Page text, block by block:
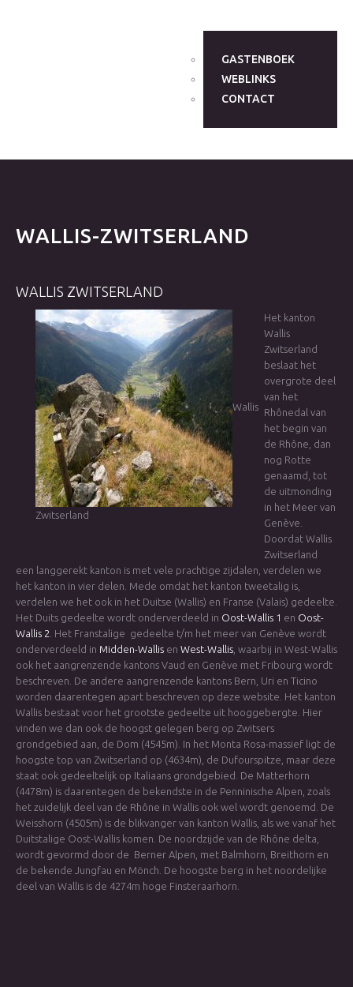
GASTENBOEK
WEBLINKS
CONTACT
WALLIS-ZWITSERLAND
WALLIS ZWITSERLAND
Wallis
Zwitserland
Het kanton
Wallis
Zwitserland
beslaat het
overgrote deel
van het
Rhônedal van
het begin van
de Rhône, dan
nog Rotte
genaamd, tot
de uitmonding
in het Meer van
Genève.
Doordat Wallis
Zwitserland
een langgerekt kanton is met vele prachtige zijdalen, verdelen we
het kanton in vier delen. Mede omdat het kanton tweetalig is,
verdelen we het ook in het Duitse (Wallis) en Franse (Valais) gedeelte.
Het Duits gedeelte wordt onderverdeeld in Oost-Wallis 1 en Oost-
Wallis 2 . Het Franstalige gedeelte t/m het meer van Genève wordt
onderverdeeld in Midden-Wallis en West-Wallis , waarbij in West-Wallis
ook het aangrenzende kantons Vaud en Genève met Fribourg wordt
beschreven. De andere aangrenzende kantons Bern, Uri en Ticino
worden daarentegen apart beschreven op deze website. Het kanton
Wallis bestaat voor het grootste gedeelte uit hooggebergte. Hier
vinden we dan ook de hoogst gelegen berg op Zwitsers
grondgebied aan, de Dom (4545m). In het Monta Rosa-massief ligt de
hoogste top van Zwitserland op (4634m), de Dufourspitze, maar deze
staat ook gedeeltelijk op Italiaans grondgebied. De Matterhorn
(4478m) is daarentegen de bekendste in de Penninische Alpen, zoals
het zuidelijk deel van de Rhône in Wallis ook wel wordt genoemd. De
Weisshorn (4505m) is de blikvanger van kanton Wallis, als we vanaf het
Duitstalige Oost-Wallis komen. De noordzijde van de Rhône delta,
wordt gevormd door de Berner Alpen, met Balmhorn, Breithorn en
de bekende Jungfau en Mönch. De hoogste berg in het noordelijke
deel van Wallis is de 4274m hoge Finsteraarhorn.